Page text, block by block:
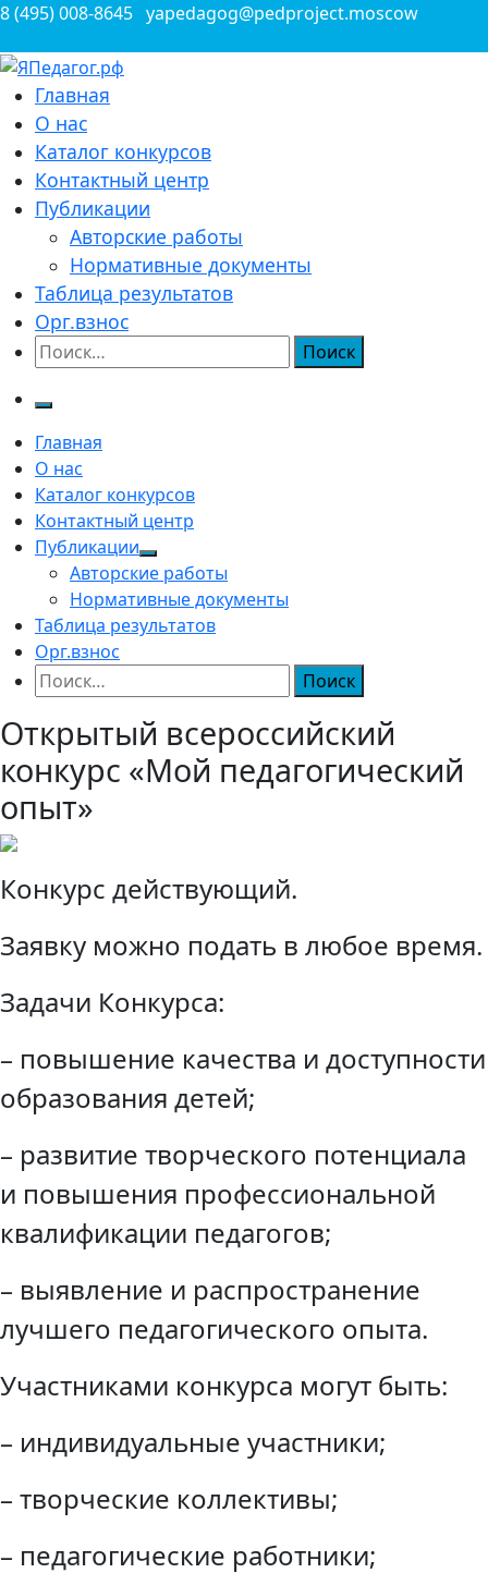
Перейти
содержимому
8 (495) 008-8645 yapedagog@pedproject.moscow
ЯПедагог.рф
Всероссийские конкурсы для педагогов
Главная
О нас
Каталог конкурсов
Контактный центр
Публикации
Авторские работы
Нормативные документы
Таблица результатов
Орг.взнос
Найти:
Главная
О нас
Каталог конкурсов
Контактный центр
Публикации
Авторские работы
Нормативные документы
Таблица результатов
Орг.взнос
Найти:
Открытый всероссийский
конкурс «Мой педагогический
опыт»
Конкурс действующий.
Заявку можно подать в любое время.
Задачи Конкурса:
– повышение качества и доступности
образования детей;
– развитие творческого потенциала
и повышения профессиональной
квалификации педагогов;
– выявление и распространение
лучшего педагогического опыта.
Участниками конкурса могут быть:
– индивидуальные участники;
– творческие коллективы;
– педагогические работники;